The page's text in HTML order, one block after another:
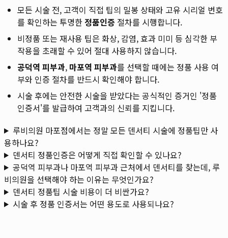
모든 시술 전, 고객이 직접 팁의 밀봉 상태와 고유 시리얼 번호
를 확인하는 투명한정품인증 절차를 시행합니다.
비정품 또는 재사용 팁은 화상, 감염, 효과 미미 등 심각한 부
작용을 초래할 수 있어 절대 사용하지 않습니다.
공덕역 피부과, 마포역 피부과를 선택할 때에는 정품 사용 여
부와 인증 절차를 반드시 확인해야 합니다.
시술 후에는 안전한 시술을 받았다는 공식적인 증거인 '정품
인증서'를 발급하여 고객과의 신뢰를 지킵니다.
루비의원 마포점에서는 정말 모든 덴서티 시술에 정품팁만 사
용하나요?
덴서티 정품인증은 어떻게 직접 확인할 수 있나요?
공덕역 피부과나 마포역 피부과 근처에서 덴서티를 찾는데, 루
비의원을 선택해야 하는 이유는 무엇인가요?
덴서티 정품팁 시술 비용이 더 비싼가요?
시술 후 정품 인증서는 어떤 용도로 사용되나요?